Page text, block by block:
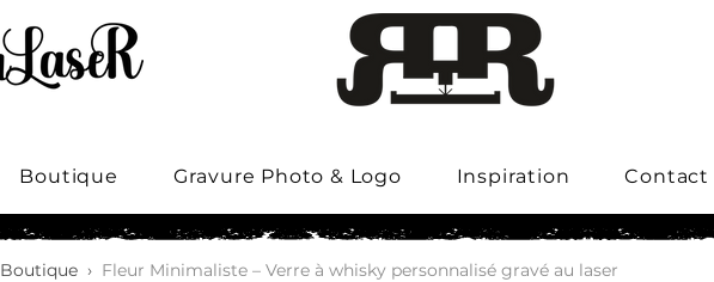
Boutique Gravure Photo & Logo Inspiration Contact
Boutique › Fleur Minimaliste – Verre à whisky personnalisé gravé au laser